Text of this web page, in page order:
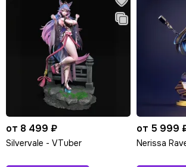
от 8 499 ₽
Silvervale - VTuber
от 5 999
Nerissa